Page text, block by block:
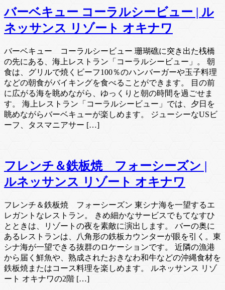
バーベキュー コーラルシービュー | ル
ネッサンス リゾート オキナワ
バーベキュー コーラルシービュー 珊瑚礁に突き出た桟橋
の先にある、海上レストラン「コーラルシービュー」。 朝
食は、グリルで焼くビーフ100％のハンバーガーや玉子料理
などの朝食がバイキングを食べることができます。 目の前
に広がる海を眺めながら、ゆっくりと朝の時間を過ごせま
す。 海上レストラン「コーラルシービュー」では、夕日を
眺めながらバーベキューが楽しめます。 ジューシーなUSビ
ーフ、タスマニアサー […]
フレンチ＆鉄板焼 フォーシーズン |
ルネッサンス リゾート オキナワ
フレンチ＆鉄板焼 フォーシーズン 東シナ海を一望するエ
レガントなレストラン。 きめ細かなサービスでもてなすひ
とときは、リゾートの夜を素敵に演出します。 バーの奥に
あるレストランは、八角形の鉄板カウンターが眼を引く。東
シナ海が一望できる抜群のロケーションです。 近隣の漁港
から届く鮮魚や、熟成されたおきなわ和牛などの沖縄食材を
鉄板焼またはコース料理を楽しめます。 ルネッサンス リゾ
ート オキナワの2階 […]